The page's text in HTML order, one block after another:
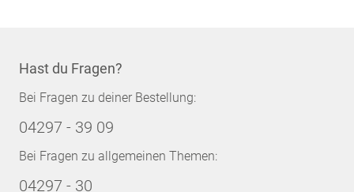
Hast du Fragen?
Bei Fragen zu deiner Bestellung:
04297 - 39 09
Bei Fragen zu allgemeinen Themen:
04297 - 30